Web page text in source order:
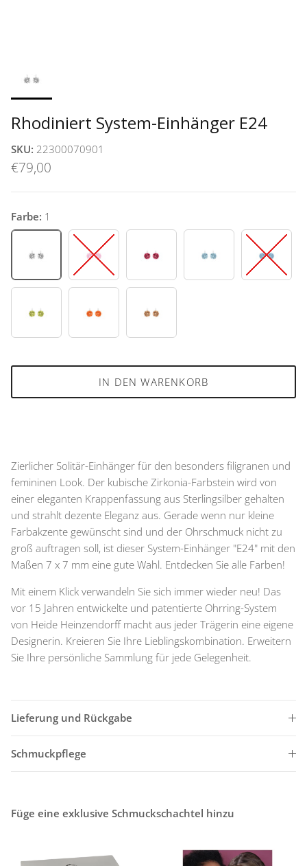
Rhodiniert System-Einhänger E24
SKU: 22300070901
€79,00
Farbe: 1
1 11 15 36 40
61 69 76
IN DEN WARENKORB
Zierlicher Solitär-Einhänger für den besonders filigranen und
femininen Look. Der kubische Zirkonia-Farbstein wird von
einer eleganten Krappenfassung aus Sterlingsilber gehalten
und strahlt dezente Eleganz aus. Gerade wenn nur kleine
Farbakzente gewünscht sind und der Ohrschmuck nicht zu
groß auftragen soll, ist dieser System-Einhänger "E24" mit den
Maßen 7 x 7 mm eine gute Wahl. Entdecken Sie alle Farben!
Mit einem Klick verwandeln Sie sich immer wieder neu! Das
vor 15 Jahren entwickelte und patentierte Ohrring-System
von Heide Heinzendorff macht aus jeder Trägerin eine eigene
Designerin. Kreieren Sie Ihre Lieblingskombination. Erweitern
Sie Ihre persönliche Sammlung für jede Gelegenheit.
Lieferung und Rückgabe
Schmuckpflege
Füge eine exklusive Schmuckschachtel hinzu